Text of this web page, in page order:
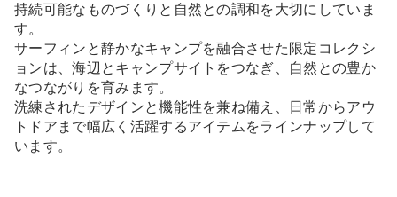
持続可能なものづくりと自然との調和を大切にしていま
す。
サーフィンと静かなキャンプを融合させた限定コレクシ
ョンは、海辺とキャンプサイトをつなぎ、自然との豊か
なつながりを育みます。
洗練されたデザインと機能性を兼ね備え、日常からアウ
トドアまで幅広く活躍するアイテムをラインナップして
います。